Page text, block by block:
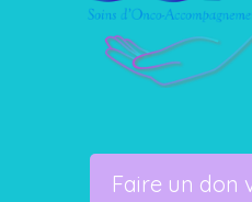
Faire un don